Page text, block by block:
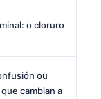
o cloruro
ou
cambian a